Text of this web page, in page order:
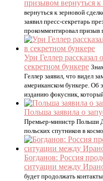
призывом вернуться к
вернуться к зерновой
заявил пресс-секретарь
прокомментировал
Ури Геллер
секретном бункере
Геллер заявил, что видел
американском бункере.
изданию фокусник,
Польша заявила о
Премьер-министр Польши
польских спутников в
Богданов: Россия
ситуации между
будет продолжать